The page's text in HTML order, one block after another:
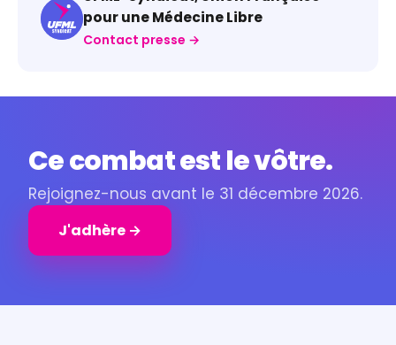
pour une Médecine Libre
Contact presse →
Ce combat est le vôtre.
Rejoignez-nous avant le 31 décembre 2026.
J'adhère →